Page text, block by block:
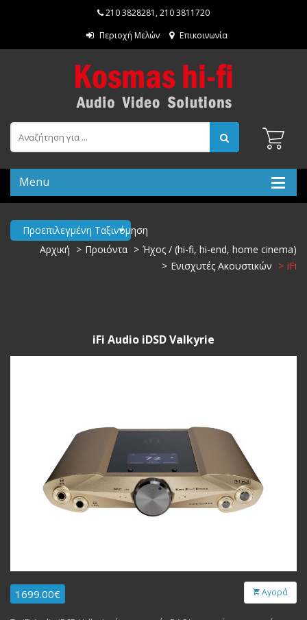
210 3828281 ,210 3811720
Περιοχή Μελών
Επικοινωνία
Menu
Προεπιλεγμένη Ταξινόμηση
Αρχική
Προιόντα
Ήχος / (hi-fi, hi-end, home cinema)
Ενισχυτές Ακουστικών
iFi
iFi Audio iDSD Valkyrie
1699.00€ Αγορά